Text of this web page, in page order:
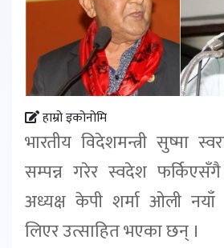
हाम्रो इकोनोमि
भारतीय विदेशमन्त्री सुष्मा
सम्पन्न गरेर स्वदेश
अध्यक्ष केपी शर्मा ओली
लिएर उत्साहित भएका छन् ।